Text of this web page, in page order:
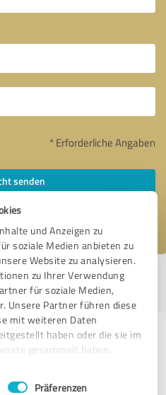
und Anzeigen zu
soziale Medien anbieten zu
Website zu analysieren.
zu Ihrer Verwendung
für soziale Medien,
Unsere Partner führen diese
mit weiteren Daten
haben oder die sie im
gesammelt haben.
Präferenzen
* Erforderliche Angaben
senden
Aktualisierung: 24.06.2022|
zu weiteren
dem Bereich